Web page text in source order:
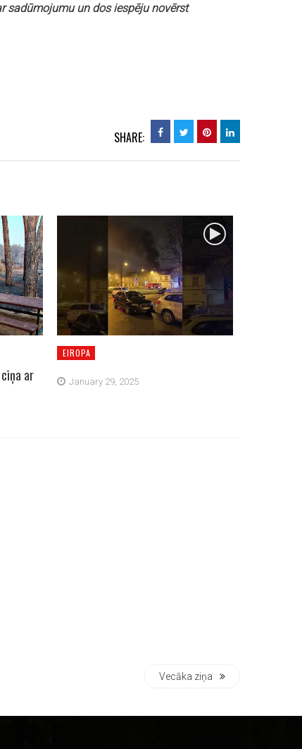
sadūmojumu un dos iespēju novērst
SHARE:
ar
EIROPA
January 29, 2025
Vecāka ziņa